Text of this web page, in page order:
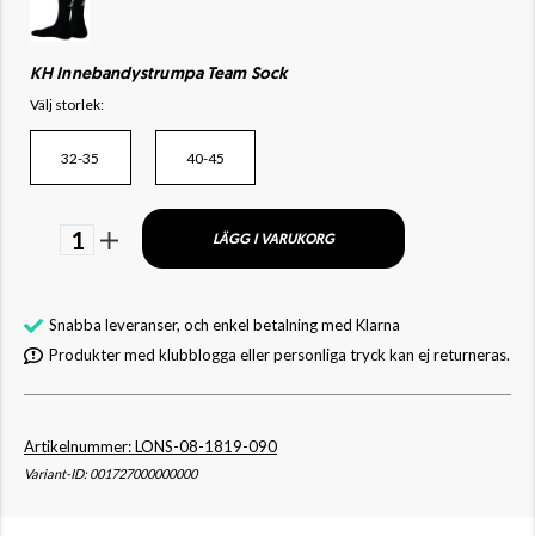
KH Innebandystrumpa Team Sock
Välj storlek:
32-35 40-45
1 LÄGG I VARUKORG
Snabba leveranser, och enkel betalning med Klarna
Produkter med klubblogga eller personliga tryck kan ej returneras.
Artikelnummer: LONS-08-1819-090
Variant-ID: 001727000000000